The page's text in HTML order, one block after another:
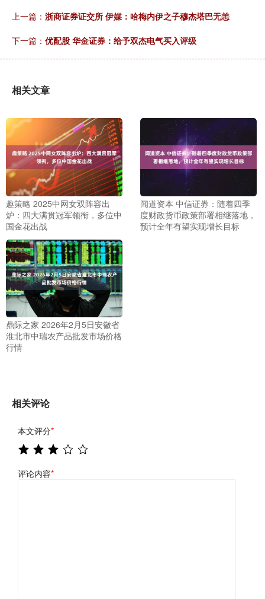
上一篇： 浙商证券证交所 伊媒：哈梅内伊之子穆杰塔巴无恙
下一篇： 优配股 华金证券：给予双杰电气买入评级
相关文章
趣策略 2025中网女双阵容出
炉：四大满贯冠军领衔，多位中
国金花出战
闻道资本 中信证券：随着四季
度财政货币政策部署相继落地，
预计全年有望实现增长目标
鼎际之家 2026年2月5日安徽省
淮北市中瑞农产品批发市场价格
行情
相关评论
本文评分*
评论内容*